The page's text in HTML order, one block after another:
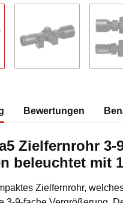
Bewertungen
Zielfernrohr 3-
beleuchtet mit
Zielfernrohr,